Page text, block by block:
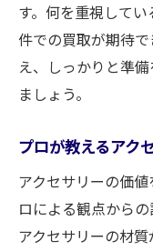
す。何を重視して
件での買取が期待
え、しっかりと準
ましょう。
プロが教えるアク
アクセサリーの価
ロによる観点から
アクセサリーの材